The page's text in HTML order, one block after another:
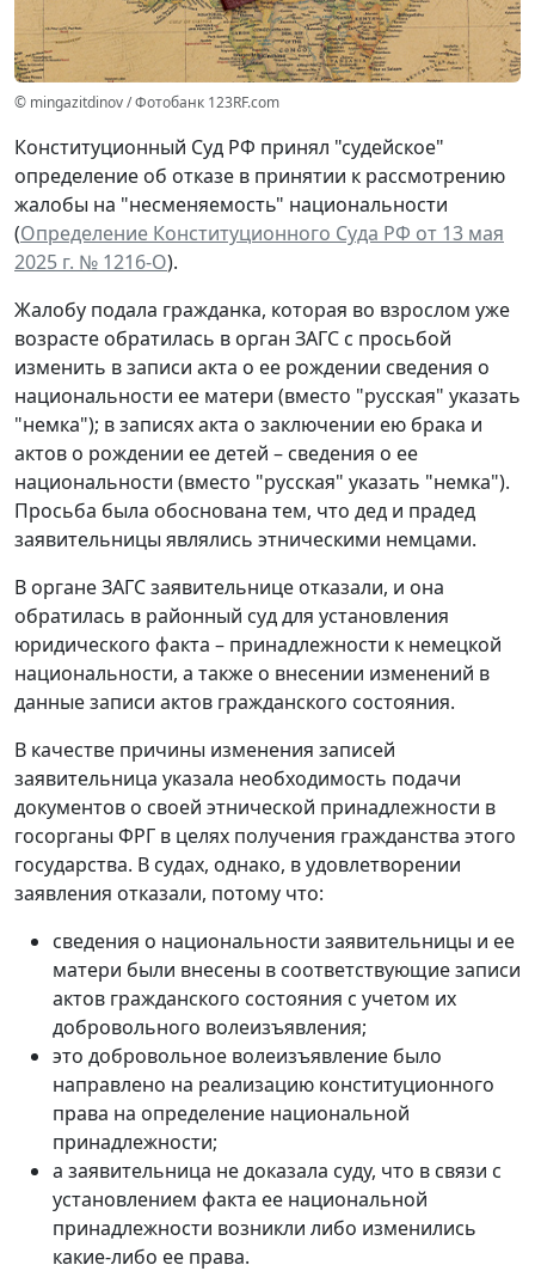
© mingazitdinov / Фотобанк 123RF.com
Конституционный Суд РФ принял "судейское"
определение об отказе в принятии к рассмотрению
жалобы на "несменяемость" национальности
(Определение Конституционного Суда РФ от 13 мая
2025 г. № 1216-О).
Жалобу подала гражданка, которая во взрослом уже
возрасте обратилась в орган ЗАГС с просьбой
изменить в записи акта о ее рождении сведения о
национальности ее матери (вместо "русская" указать
"немка"); в записях акта о заключении ею брака и
актов о рождении ее детей – сведения о ее
национальности (вместо "русская" указать "немка").
Просьба была обоснована тем, что дед и прадед
заявительницы являлись этническими немцами.
В органе ЗАГС заявительнице отказали, и она
обратилась в районный суд для установления
юридического факта – принадлежности к немецкой
национальности, а также о внесении изменений в
данные записи актов гражданского состояния.
В качестве причины изменения записей
заявительница указала необходимость подачи
документов о своей этнической принадлежности в
госорганы ФРГ в целях получения гражданства этого
государства. В судах, однако, в удовлетворении
заявления отказали, потому что:
сведения о национальности заявительницы и ее
матери были внесены в соответствующие записи
актов гражданского состояния с учетом их
добровольного волеизъявления;
это добровольное волеизъявление было
направлено на реализацию конституционного
права на определение национальной
принадлежности;
а заявительница не доказала суду, что в связи с
установлением факта ее национальной
принадлежности возникли либо изменились
какие-либо ее права.